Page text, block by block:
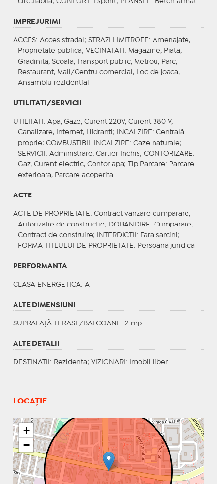
circulabila; CONFORT : I sporit; PLANSEE : Beton armat
IMPREJURIMI
ACCES: Acces stradal; STRAZI LIMITROFE : Amenajate,
Proprietate publica; VECINATATI : Magazine, Piata,
Gradinita, Scoala, Transport public, Metrou, Parc,
Restaurant, Mall/Centru comercial, Loc de joaca,
Ansamblu rezidential
UTILITATI/SERVICII
UTILITATI : Apa, Gaze, Curent 220V, Curent 380 V,
Canalizare, Internet, Hidranti;
INCALZIRE : Centrală
proprie; COMBUSTIBIL INCALZIRE : Gaze naturale;
SERVICII : Administrare, Cartier Inchis; CONTORIZARE :
Gaz, Curent electric, Contor apa;
Tip Parcare: Parcare
exterioara, Parcare acoperita
ACTE
ACTE DE PROPRIETATE : Contract vanzare cumparare,
Autorizatie de constructie;
DOBANDIRE : Cumparare,
Contract de construire;
INTERDICTII : Fara sarcini;
FORMA TITLULUI DE PROPRIETATE : Persoana juridica
PERFORMANTA
CLASA ENERGETICA: A
ALTE DIMENSIUNI
SUPRAFAȚĂ TERASE/BALCOANE: 2 mp
ALTE DETALII
DESTINATII : Rezidenta; VIZIONARI : Imobil liber
LOCAȚIE
+
−